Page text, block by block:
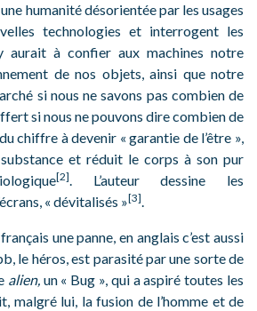
humanité désorientée par les usages
technologies et interrogent les
aurait à confier aux machines notre
de nos objets, ainsi que notre
si nous ne savons pas combien de
si nous ne pouvons dire combien de
chiffre à devenir « garantie de l’être »,
et réduit le corps à son pur
[2]. L’auteur dessine les
« dévitalisés »[3].
une panne, en anglais c’est aussi
le héros, est parasité par une sorte de
alien, un « Bug », qui a aspiré toutes les
malgré lui, la fusion de l’homme et de